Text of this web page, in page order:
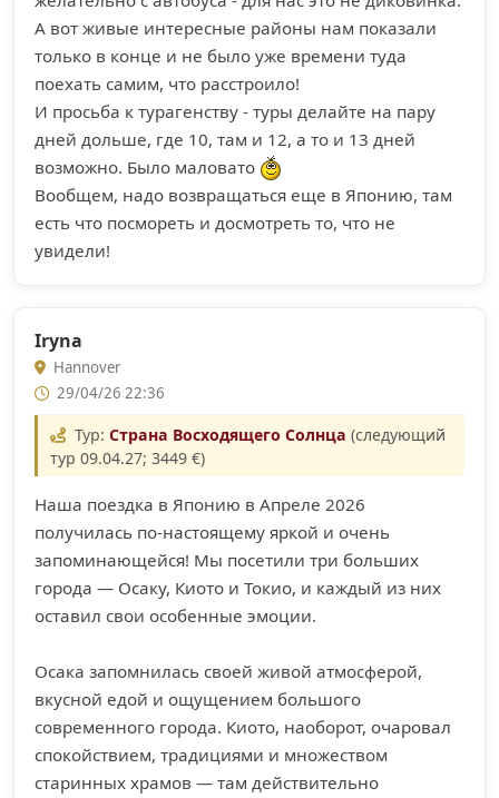
А вот живые интересные районы нам показали
только в конце и не было уже времени туда
поехать самим, что расстроило!
И просьба к турагенству - туры делайте на пару
дней дольше, где 10, там и 12, а то и 13 дней
возможно. Было маловато
Вообщем, надо возвращаться еще в Японию, там
есть что посмореть и досмотреть то, что не
увидели!
Iryna
Hannover
29/04/26 22:36
Тур: Страна Восходящего Солнца (следующий
тур 09.04.27; 3449 €)
Наша поездка в Японию в Апреле 2026
получилась по-настоящему яркой и очень
запоминающейся! Мы посетили три больших
города — Осаку, Киото и Токио, и каждый из них
оставил свои особенные эмоции.
Осака запомнилась своей живой атмосферой,
вкусной едой и ощущением большого
современного города. Киото, наоборот, очаровал
спокойствием, традициями и множеством
старинных храмов — там действительно